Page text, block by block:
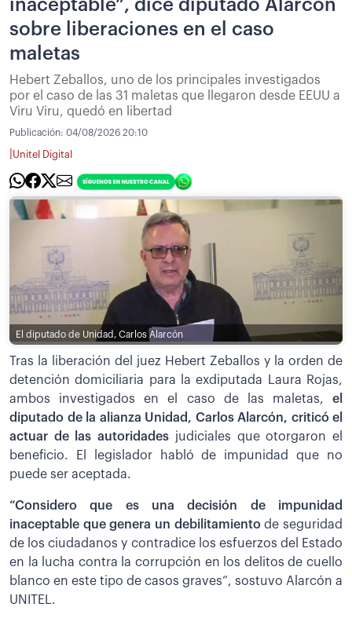
inaceptable”, dice diputado Alarcón
sobre liberaciones en el caso
maletas
Hebert Zeballos, uno de los principales investigados
por el caso de las 31 maletas que llegaron desde EEUU a
Viru Viru, quedó en libertad
Publicación: 04/08/2026 20:10
Unitel Digital
El diputado de Unidad, Carlos Alarcón
Tras la liberación del juez Hebert Zeballos y la orden de
detención domiciliaria para la exdiputada Laura Rojas,
ambos investigados en el caso de las maletas, el
diputado de la alianza Unidad, Carlos Alarcón, criticó el
actuar de las autoridades judiciales que otorgaron el
beneficio. El legislador habló de impunidad que no
puede ser aceptada.
“Considero que es una decisión de impunidad
inaceptable que genera un debilitamientode seguridad
de los ciudadanos y contradice los esfuerzos del Estado
en la lucha contra la corrupción en los delitos de cuello
blanco en este tipo de casos graves”, sostuvo Alarcón a
UNITEL.